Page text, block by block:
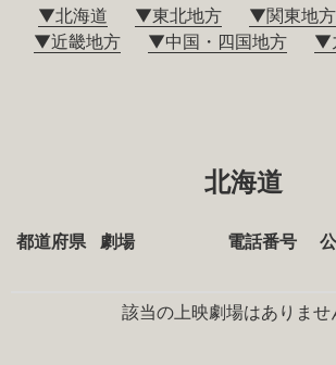
▼北海道 ▼東北地方 ▼関東地方
▼近畿地方
▼中国・四国地方 ▼
北海道
都道府県 劇場 電話番号
該当の上映劇場はありませ